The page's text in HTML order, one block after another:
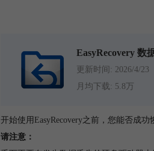
EasyRecovery 数
更新时间: 2026/4/23
月均下载: 5.8万
开始使用 EasyRecovery之前，您能否成功
请注意：